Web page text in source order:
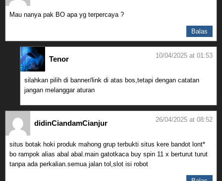
Mau nanya pak BO apa yg terpercaya ?
Balas
Tenor 10/04/2025 at 01:53
silahkan pilih di banner/link di atas bos,tetapi dengan catatan
jangan melanggar aturan
didinCiandamCianjur 26/04/2025 at 08:52
situs botak hoki produk mahong grup terbukti situs kere bandot lont*
bo rampok alias abal abal.main gatotkaca buy spin 11 x berturut turut
tanpa ada perkalian.semua jalan tol,slot isi robot